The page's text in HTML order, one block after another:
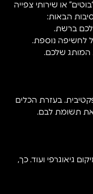
או שירותי צפייה
הבאות:
בעזרת הכלים
את תשומת לבם.
גיאוגרפי ועוד. כך,